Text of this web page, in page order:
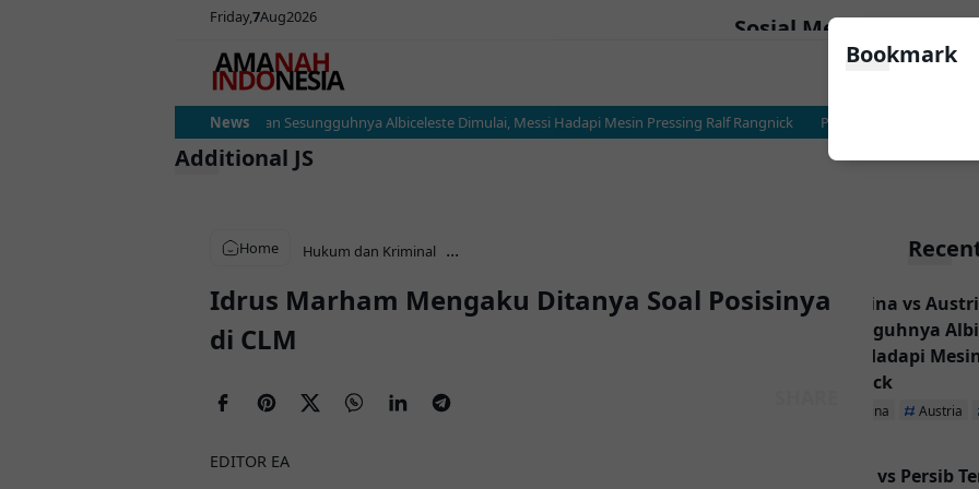
Friday7Aug2026 Sosial Media
News
Argentina vs Austria: Ujian Sesungguhnya Albiceleste Dimulai, Messi Hadapi Mesin Pressing Ralf Rangnick Persija vs Persib
Home Hukum dan Kriminal ...
Idrus Marham Mengaku Ditanya Soal Posisinya
di CLM
EDITOR EA
Argentina vs
Sesungguhnya
Messi Hadapi
Rangnick
Argentina Austria
Persija vs Persib
Bookmark
Additional JS